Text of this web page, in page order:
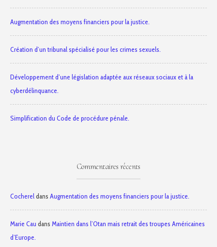
Augmentation des moyens financiers pour la justice.
Création d’un tribunal spécialisé pour les crimes sexuels.
Développement d’une législation adaptée aux réseaux sociaux et à la
cyberdélinquance.
Simplification du Code de procédure pénale.
Commentaires récents
Cochereldans Augmentation des moyens financiers pour la justice.
Marie Cau dans Maintien dans l’Otan mais retrait des troupes Américaines
d’Europe.